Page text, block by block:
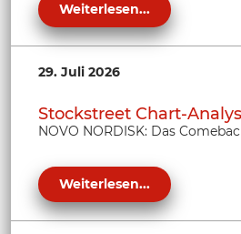
Weiterlesen...
29. Juli 2026
Stockstreet Chart-
NOVO NORDISK: Das
Weiterlesen...